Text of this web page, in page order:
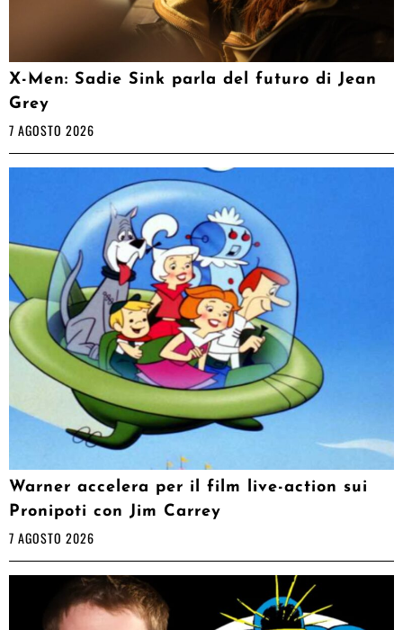
X-Men: Sadie Sink parla del futuro di Jean
Grey
7 AGOSTO 2026
Warner accelera per il film live-action sui
Pronipoti con Jim Carrey
7 AGOSTO 2026